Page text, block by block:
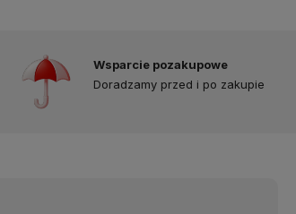
produkty do listy z poprzedniej sesji.
Wsparcie pozakupowe
Doradzamy przed i po zakupie